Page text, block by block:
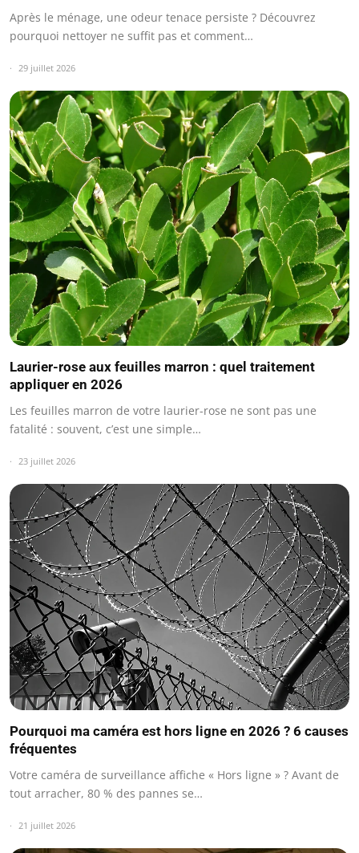
Après le ménage, une odeur tenace persiste ? Découvrez
pourquoi nettoyer ne suffit pas et comment…
29 juillet 2026
Laurier-rose aux feuilles marron : quel traitement
appliquer en 2026
Les feuilles marron de votre laurier-rose ne sont pas une
fatalité : souvent, c’est une simple…
23 juillet 2026
Pourquoi ma caméra est hors ligne en 2026 ? 6 causes
fréquentes
Votre caméra de surveillance affiche « Hors ligne » ? Avant de
tout arracher, 80 % des pannes se…
21 juillet 2026